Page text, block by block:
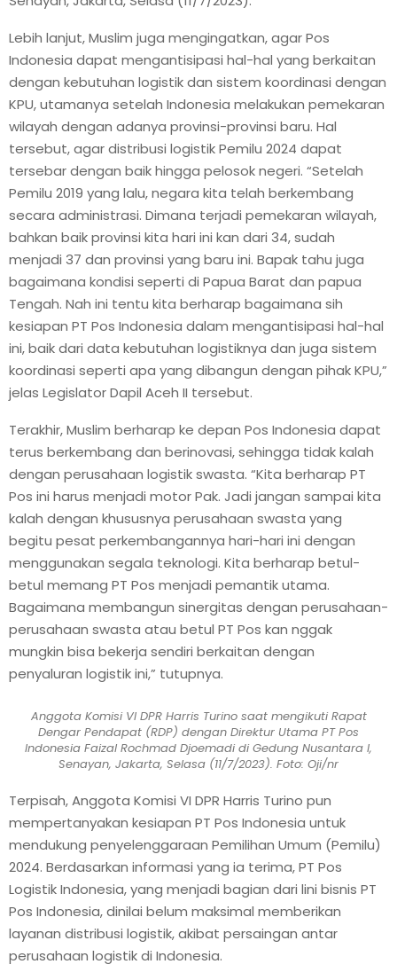
Lebih lanjut, Muslim juga mengingatkan, agar Pos
Indonesia dapat mengantisipasi hal-hal yang berkaitan
dengan kebutuhan logistik dan sistem koordinasi dengan
KPU, utamanya setelah Indonesia melakukan pemekaran
wilayah dengan adanya provinsi-provinsi baru. Hal
tersebut, agar distribusi logistik Pemilu 2024 dapat
tersebar dengan baik hingga pelosok negeri. “Setelah
Pemilu 2019 yang lalu, negara kita telah berkembang
secara administrasi. Dimana terjadi pemekaran wilayah,
bahkan baik provinsi kita hari ini kan dari 34, sudah
menjadi 37 dan provinsi yang baru ini. Bapak tahu juga
bagaimana kondisi seperti di Papua Barat dan papua
Tengah. Nah ini tentu kita berharap bagaimana sih
kesiapan PT Pos Indonesia dalam mengantisipasi hal-hal
ini, baik dari data kebutuhan logistiknya dan juga sistem
koordinasi seperti apa yang dibangun dengan pihak KPU,”
jelas Legislator Dapil Aceh II tersebut.
Terakhir, Muslim berharap ke depan Pos Indonesia dapat
terus berkembang dan berinovasi, sehingga tidak kalah
dengan perusahaan logistik swasta. “Kita berharap PT
Pos ini harus menjadi motor Pak. Jadi jangan sampai kita
kalah dengan khususnya perusahaan swasta yang
begitu pesat perkembangannya hari-hari ini dengan
menggunakan segala teknologi. Kita berharap betul-
betul memang PT Pos menjadi pemantik utama.
Bagaimana membangun sinergitas dengan perusahaan-
perusahaan swasta atau betul PT Pos kan nggak
mungkin bisa bekerja sendiri berkaitan dengan
penyaluran logistik ini,” tutupnya.
Anggota Komisi VI DPR Harris Turino saat mengikuti Rapat
Dengar Pendapat (RDP) dengan Direktur Utama PT Pos
Indonesia Faizal Rochmad Djoemadi di Gedung Nusantara I,
Senayan, Jakarta, Selasa (11/7/2023). Foto: Oji/nr
Terpisah, Anggota Komisi VI DPR Harris Turino pun
mempertanyakan kesiapan PT Pos Indonesia untuk
mendukung penyelenggaraan Pemilihan Umum (Pemilu)
2024. Berdasarkan informasi yang ia terima, PT Pos
Logistik Indonesia, yang menjadi bagian dari lini bisnis PT
Pos Indonesia, dinilai belum maksimal memberikan
layanan distribusi logistik, akibat persaingan antar
perusahaan logistik di Indonesia.